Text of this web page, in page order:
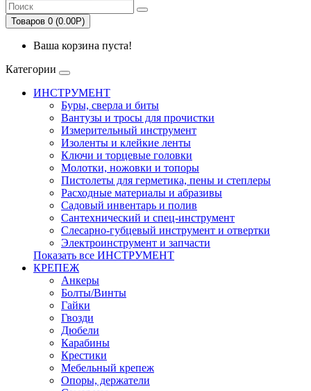
Товаров 0 (0.00Р)
Ваша корзина пуста!
Категории
ИНСТРУМЕНТ
Буры, сверла и биты
Вантузы и тросы для прочистки
Измерительный инструмент
Изоленты и клейкие ленты
Ключи и торцевые головки
Молотки, ножовки и топоры
Пистолеты для герметика, пены и степлеры
Расходные материалы и абразивы
Садовый инвентарь и полив
Сантехнический и спец-инструмент
Слесарно-губцевый инструмент и отвертки
Электроинструмент и запчасти
Показать все ИНСТРУМЕНТ
КРЕПЕЖ
Анкеры
Болты/Винты
Гайки
Гвозди
Дюбели
Карабины
Крестики
Мебельный крепеж
Опоры, держатели